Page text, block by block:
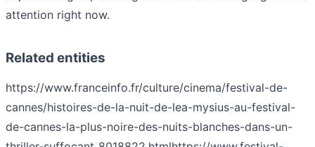
attention right now.
Related entities
https://www.franceinfo.fr/culture/cinema/festival-de-
cannes/histoires-de-la-nuit-de-lea-mysius-au-festival-
de-cannes-la-plus-noire-des-nuits-blanches-dans-un-